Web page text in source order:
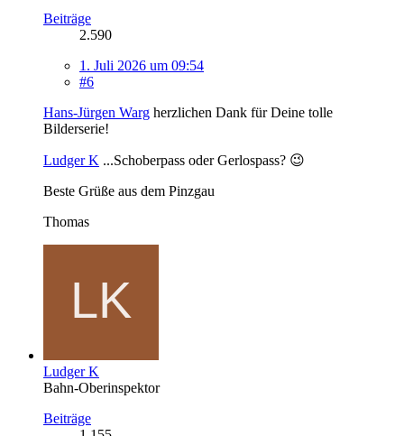
Beiträge
2.590
1. Juli 2026 um 09:54
#6
Hans-Jürgen Warg herzlichen Dank für Deine tolle
Bilderserie!
Ludger K ...Schoberpass oder Gerlospass? 😉
Beste Grüße aus dem Pinzgau
Thomas
Ludger K
Bahn-Oberinspektor
Beiträge